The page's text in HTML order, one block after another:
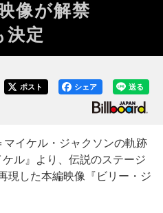
像が解禁
決定
送る
シェア
ポスト
イケル・ジャクソンの軌跡
ル』より、伝説のステージ
現した本編映像『ビリー・ジ